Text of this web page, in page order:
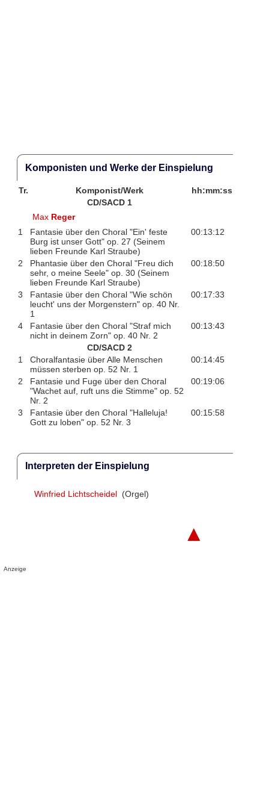
Komponisten und Werke der Einspielung
Tr. Komponist/Werk
hh:mm:ss
CD/SACD 1
Max Reger
1
Fantasie über den Choral "Ein' feste
Burg ist unser Gott" op. 27 (Seinem
lieben Freunde Karl Straube)
00:13:12
2
Phantasie über den Choral "Freu dich
sehr, o meine Seele" op. 30 (Seinem
lieben Freunde Karl Straube)
00:18:50
3
Fantasie über den Choral "Wie schön
leucht' uns der Morgenstern" op. 40 Nr.
1
00:17:33
4
Fantasie über den Choral "Straf mich
nicht in deinem Zorn" op. 40 Nr. 2
00:13:43
CD/SACD 2
1
Choralfantasie über Alle Menschen
müssen sterben op. 52 Nr. 1
00:14:45
2
Fantasie und Fuge über den Choral
"Wachet auf, ruft uns die Stimme" op. 52
Nr. 2
00:19:06
3
Fantasie über den Choral "Halleluja!
Gott zu loben" op. 52 Nr. 3
00:15:58
Interpreten der Einspielung
Winfried Lichtscheidel (Orgel)
▲
Anzeige